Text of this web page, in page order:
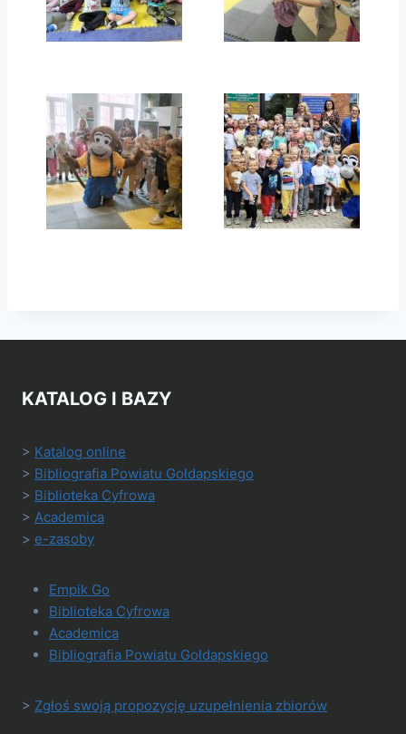
KATALOG I BAZY
> Katalog online
> Bibliografia Powiatu Gołdapskiego
> Biblioteka Cyfrowa
> Academica
> e-zasoby
Empik Go
Biblioteka Cyfrowa
Academica
Bibliografia Powiatu Gołdapskiego
> Zgłoś swoją propozycję uzupełnienia zbiorów